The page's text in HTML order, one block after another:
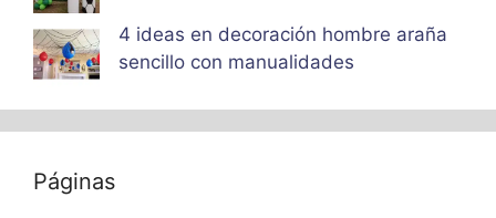
4 ideas en decoración hombre araña
sencillo con manualidades
Páginas